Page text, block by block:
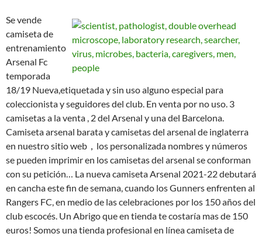
Se vende
camiseta de
entrenamiento
Arsenal Fc
temporada
18/19 Nueva,etiquetada y sin uso alguno especial para
coleccionista y seguidores del club. En venta por no uso. 3
camisetas a la venta , 2 del Arsenal y una del Barcelona.
Camiseta arsenal barata y camisetas del arsenal de inglaterra
en nuestro sitio web，los personalizada nombres y números
se pueden imprimir en los camisetas del arsenal se conforman
con su petición… La nueva camiseta Arsenal 2021-22 debutará
en cancha este fin de semana, cuando los Gunners enfrenten al
Rangers FC, en medio de las celebraciones por los 150 años del
club escocés. Un Abrigo que en tienda te costaría mas de 150
euros! Somos una tienda profesional en línea camiseta de